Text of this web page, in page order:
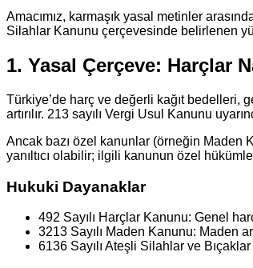
Amacımız, karmaşık yasal metinler
Silahlar Kanunu çerçevesinde belirlenen
1. Yasal Çerçeve: Harçlar
Türkiye’de harç ve değerli kağıt bedelleri,
artırılır. 213 sayılı Vergi Usul Kanunu
Ancak bazı özel kanunlar (örneğin Maden
yanıltıcı olabilir; ilgili kanunun özel
Hukuki Dayanaklar
492 Sayılı Harçlar Kanunu: Genel
3213 Sayılı Maden Kanunu: Maden
6136 Sayılı Ateşli Silahlar ve